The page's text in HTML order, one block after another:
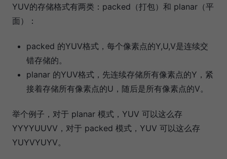
YUV的存储格式有两类：packed（打包）和 planar（平
面）：
packed 的YUV格式，每个像素点的Y,U,V是连续交
错存储的。
planar 的YUV格式，先连续存储所有像素点的Y，紧
接着存储所有像素点的U，随后是所有像素点的V。
举个例子，对于 planar 模式，YUV 可以这么存
YYYYUUVV，对于 packed 模式，YUV 可以这么存
YUYVYUYV。